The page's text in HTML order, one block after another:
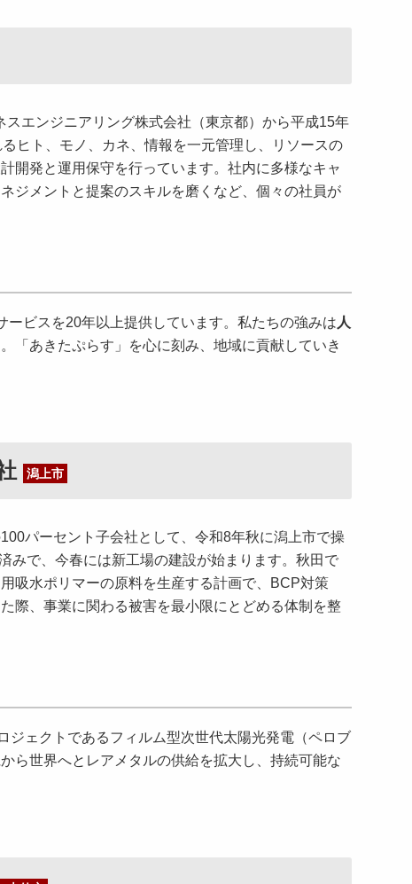
エンジニアリング株式会社（東京都）から平成15年
ヒト、モノ、カネ、情報を一元管理し、リソースの
開発と運用保守を行っています。社内に多様なキャ
ジメントと提案のスキルを磨くなど、個々の社員が
ビスを20年以上提供しています。私たちの強みは 人
「あきたぷらす」を心に刻み、地域に貢献していき
潟上市
パーセント子会社として、令和8年秋に潟上市で操
みで、今春には新工場の建設が始まります。秋田で
吸水ポリマーの原料を生産する計画で、BCP対策
際、事業に関わる被害を最小限にとどめる体制を整
ェクトであるフィルム型次世代太陽光発電（ペロブ
ら世界へとレアメタルの供給を拡大し、持続可能な